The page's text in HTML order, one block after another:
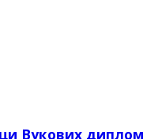
Вукових